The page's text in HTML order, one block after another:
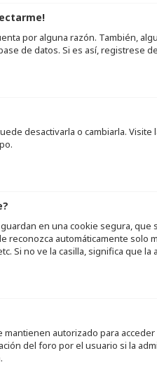
por alguna razón. También,
de datos. Si es así, registrese
desactivarla o cambiarla.
en una cookie segura, que
automáticamente solo
Si no ve la casilla, significa que
mantienen autorizado para
del foro por el usuario si la